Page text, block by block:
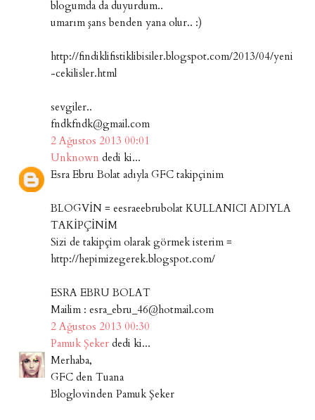
blogumda da duyurdum..
umarım şans benden yana olur.. :)
http://findiklifistiklibisiler.blogspot.com/2013/04/yeni
-cekilisler.html
sevgiler..
fndkfndk@gmail.com
2 Ağustos 2013 00:01
Unknown dedi ki...
Esra Ebru Bolat adıyla GFC takipçinim
BLOGVİN = eesraeebrubolat KULLANICI ADIYLA
TAKİPÇİNİM
Sizi de takipçim olarak görmek isterim =
http://hepimizegerek.blogspot.com/
ESRA EBRU BOLAT
Mailim : esra_ebru_46@hotmail.com
2 Ağustos 2013 00:30
Pamuk Şekerdedi ki...
Merhaba,
GFC den Tuana
Bloglovinden Pamuk Şeker